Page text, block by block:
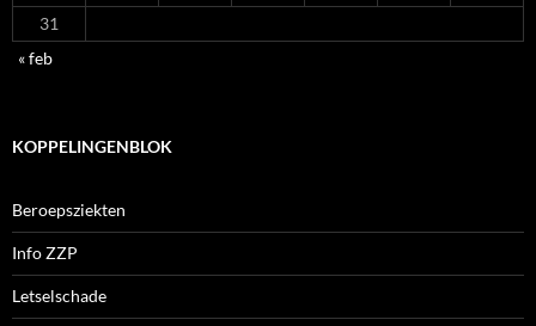
31
« feb
KOPPELINGENBLOK
Beroepsziekten
Info ZZP
Letselschade